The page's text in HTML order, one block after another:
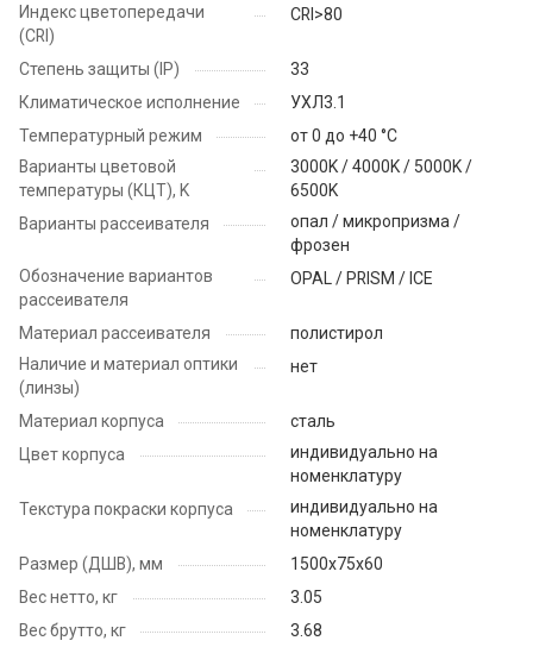
Индекс цветопередачи
(CRI)
CRI>80
Степень защиты (IP)
33
Климатическое исполнение
УХЛ3.1
Температурный режим
от 0 до +40 °C
Варианты цветовой
температуры (КЦТ), K
3000K / 4000K / 5000K /
6500K
Варианты рассеивателя
опал / микропризма /
фрозен
Обозначение вариантов
рассеивателя
OPAL / PRISM / ICE
Материал рассеивателя
полистирол
Наличие и материал оптики
(линзы)
нет
Материал корпуса
сталь
Цвет корпуса
индивидуально на
номенклатуру
Текстура покраски корпуса
индивидуально на
номенклатуру
Размер (ДШВ), мм
1500х75х60
Вес нетто, кг
3.05
Вес брутто, кг
3.68